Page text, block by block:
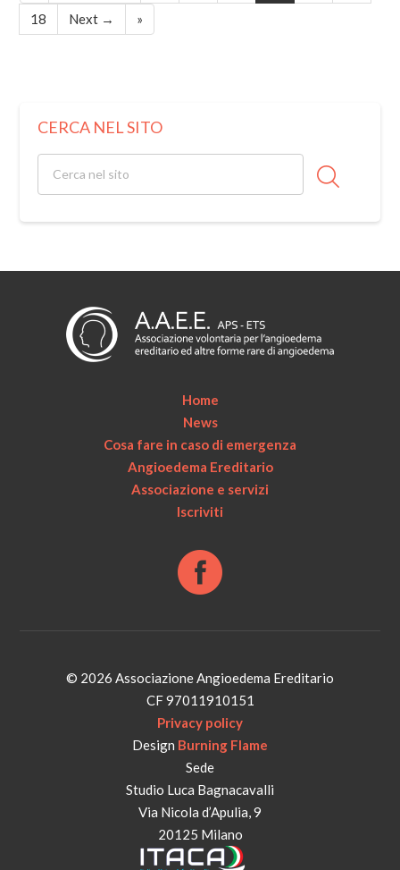
18
Next → »
CERCA NEL SITO
Home
News
Cosa fare in caso di emergenza
Angioedema Ereditario
Associazione e servizi
Iscriviti
© 2026 Associazione Angioedema Ereditario
CF 97011910151
Privacy policy
Design Burning Flame
Sede
Studio Luca Bagnacavalli
Via Nicola d’Apulia, 9
20125 Milano